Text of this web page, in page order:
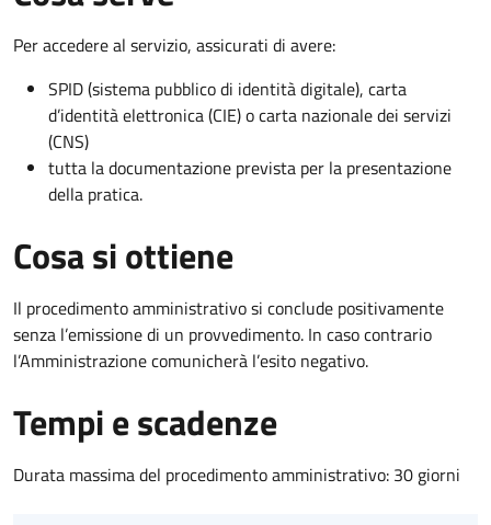
Per accedere al servizio, assicurati di avere:
SPID (sistema pubblico di identità digitale), carta
d’identità elettronica (CIE) o carta nazionale dei servizi
(CNS)
tutta la documentazione prevista per la presentazione
della pratica.
Cosa si ottiene
Il procedimento amministrativo si conclude positivamente
senza l’emissione di un provvedimento. In caso contrario
l’Amministrazione comunicherà l’esito negativo.
Tempi e scadenze
Durata massima del procedimento amministrativo: 30 giorni